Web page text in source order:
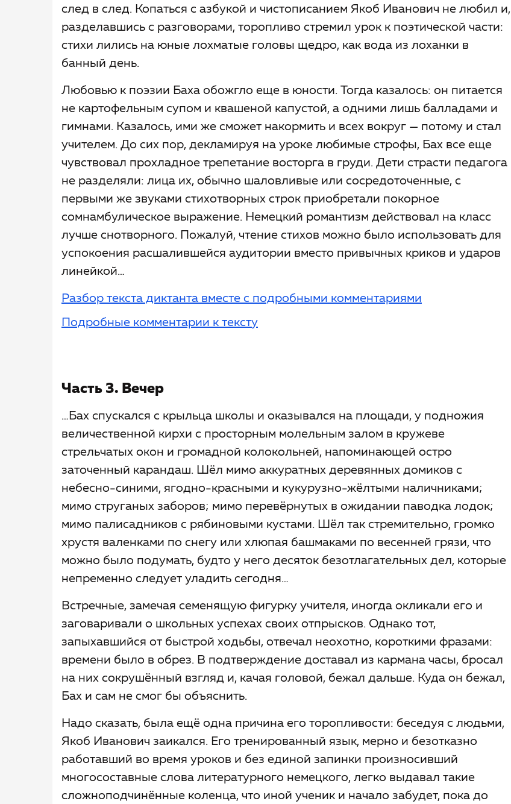
след в след. Копаться с азбукой и чистописанием Якоб Иванович не любил и,
разделавшись с разговорами, торопливо стремил урок к поэтической части:
стихи лились на юные лохматые головы щедро, как вода из лоханки в
банный день.
Любовью к поэзии Баха обожгло еще в юности. Тогда казалось: он питается
не картофельным супом и квашеной капустой, а одними лишь балладами и
гимнами. Казалось, ими же сможет накормить и всех вокруг — потому и стал
учителем. До сих пор, декламируя на уроке любимые строфы, Бах все еще
чувствовал прохладное трепетание восторга в груди. Дети страсти педагога
не разделяли: лица их, обычно шаловливые или сосредоточенные, с
первыми же звуками стихотворных строк приобретали покорное
сомнамбулическое выражение. Немецкий романтизм действовал на класс
лучше снотворного. Пожалуй, чтение стихов можно было использовать для
успокоения расшалившейся аудитории вместо привычных криков и ударов
линейкой…
Разбор текста диктанта вместе с подробными комментариями
Подробные комментарии к тексту
Часть 3. Вечер
…Бах спускался с крыльца школы и оказывался на площади, у подножия
величественной кирхи с просторным молельным залом в кружеве
стрельчатых окон и громадной колокольней, напоминающей остро
заточенный карандаш. Шёл мимо аккуратных деревянных домиков с
небесно-синими, ягодно-красными и кукурузно-жёлтыми наличниками;
мимо струганых заборов; мимо перевёрнутых в ожидании паводка лодок;
мимо палисадников с рябиновыми кустами. Шёл так стремительно, громко
хрустя валенками по снегу или хлюпая башмаками по весенней грязи, что
можно было подумать, будто у него десяток безотлагательных дел, которые
непременно следует уладить сегодня…
Встречные, замечая семенящую фигурку учителя, иногда окликали его и
заговаривали о школьных успехах своих отпрысков. Однако тот,
запыхавшийся от быстрой ходьбы, отвечал неохотно, короткими фразами:
времени было в обрез. В подтверждение доставал из кармана часы, бросал
на них сокрушённый взгляд и, качая головой, бежал дальше. Куда он бежал,
Бах и сам не смог бы объяснить.
Надо сказать, была ещё одна причина его торопливости: беседуя с людьми,
Якоб Иванович заикался. Его тренированный язык, мерно и безотказно
работавший во время уроков и без единой запинки произносивший
многосоставные слова литературного немецкого, легко выдавал такие
сложноподчинённые коленца, что иной ученик и начало забудет, пока до